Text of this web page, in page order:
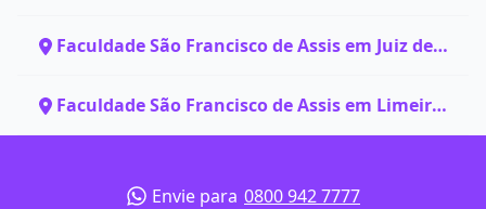
Faculdade São Francisco de Assis em Juiz de
Faculdade São Francisco de Assis em Limeira
- SP
Envie para 0800 942 7777